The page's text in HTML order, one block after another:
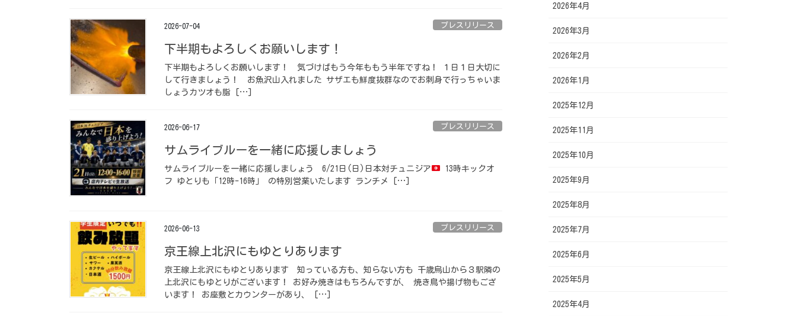
2026-07-04 プレスリリース
下半期もよろしくお願いします！ ⁡
下半期もよろしくお願いします！ ⁡ 気づけばもう今年ももう半年ですね！ １日１日大切に
して行きましょう！ ⁡ お魚沢山入れました️ サザエも鮮度抜群なのでお刺身で行っちゃいま
しょう️カツオも脂 […]
2026-06-17 プレスリリース
サムライブルーを一緒に応援しましょう ⁡
サムライブルーを一緒に応援しましょう ⁡ 6/21日(日)日本対チュニジア
13時キックオ
フ ゆとりも「12時-16時」 の特別営業いたします ランチメ […]
2026-06-13 プレスリリース
京王線上北沢にもゆとりあります️ ⁡
京王線上北沢にもゆとりあります️ ⁡ 知っている方も、知らない方も 千歳烏山から３駅隣の
上北沢にもゆとりがございます！ お好み焼きはもちろんですが、 焼き鳥や揚げ物もござ
います！ お座敷とカウンターがあり、 […]
2026年4月
2026年3月
2026年2月
2026年1月
2025年12月
2025年11月
2025年10月
2025年9月
2025年8月
2025年7月
2025年6月
2025年5月
2025年4月